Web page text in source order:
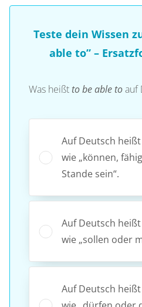
Teste dein Wissen
able to” –
Was heißt to be able toauf
Auf Deutsch heißt
wie „können,
Stande sein“.
Auf Deutsch heißt
wie „sollen oder
Auf Deutsch heißt